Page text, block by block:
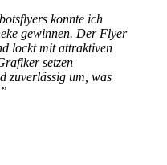
konnte ich
gewinnen. Der Flyer
lockt mit attraktiven
setzen
zuverlässig um, was